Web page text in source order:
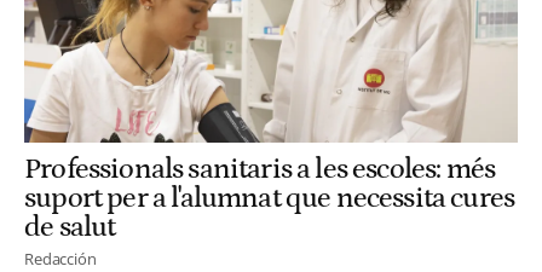
Professionals sanitaris a les escoles: més
suport per a l'alumnat que necessita cures
de salut
Redacción